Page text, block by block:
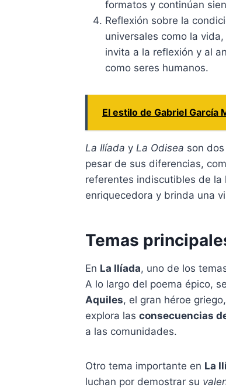
formatos y continúan
Reflexión sobre la
universales como la
invita a la reflexión y al
como seres humanos.
El estilo de Gabriel García
La Ilíada y La Odisea son
pesar de sus diferencias,
referentes indiscutibles de la
enriquecedora y brinda una
Temas
En La Ilíada, uno de los
A lo largo del poema épico,
Aquiles, el gran héroe
explora las consecuencias
a las comunidades.
Otro tema importante en La
luchan por demostrar su